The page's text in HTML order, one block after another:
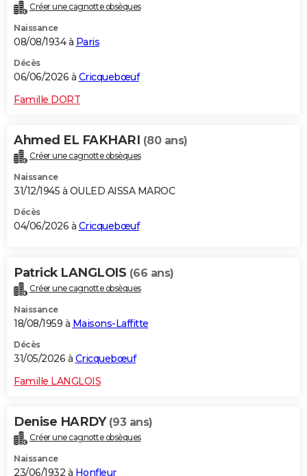
Créer une cagnotte obsèques
Naissance
08/08/1934 à Paris
Décès
06/06/2026 à Cricquebœuf
Famille DORT
Ahmed EL FAKHARI (80 ans)
Créer une cagnotte obsèques
Naissance
31/12/1945 à OULED AISSA MAROC
Décès
04/06/2026 à Cricquebœuf
Patrick LANGLOIS (66 ans)
Créer une cagnotte obsèques
Naissance
18/08/1959 à Maisons-Laffitte
Décès
31/05/2026 à Cricquebœuf
Famille LANGLOIS
Denise HARDY (93 ans)
Créer une cagnotte obsèques
Naissance
23/06/1932 à Honfleur